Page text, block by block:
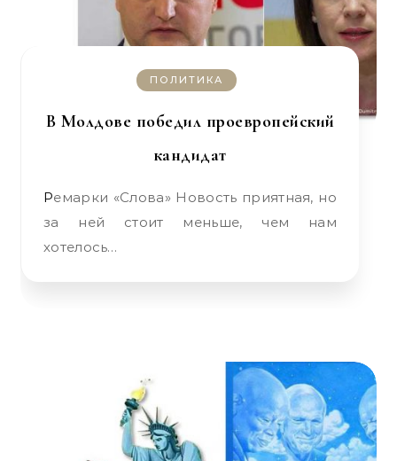
ПОЛИТИКА
В Молдове победил проевропейский
кандидат
Ремарки «Слова» Новость приятная, но
за ней стоит меньше, чем нам
хотелось…